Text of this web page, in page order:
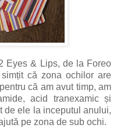
Eyes & Lips, de la Foreo
că zona ochilor are
că am avut timp, am
acid tranexamic și
de ele la inceputul anului,
pe zona de sub ochi.